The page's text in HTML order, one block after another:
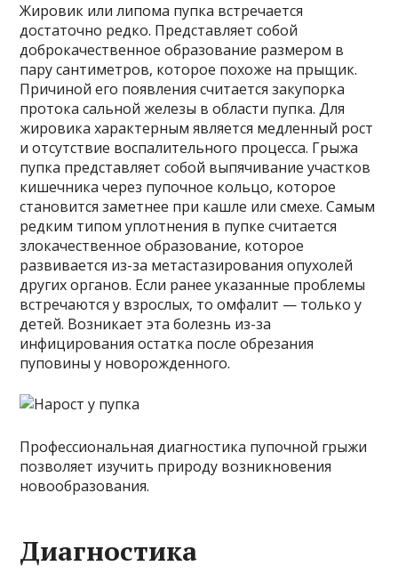
Жировик или липома пупка встречается
достаточно редко. Представляет собой
доброкачественное образование размером в
пару сантиметров, которое похоже на прыщик.
Причиной его появления считается закупорка
протока сальной железы в области пупка. Для
жировика характерным является медленный рост
и отсутствие воспалительного процесса. Грыжа
пупка представляет собой выпячивание участков
кишечника через пупочное кольцо, которое
становится заметнее при кашле или смехе. Самым
редким типом уплотнения в пупке считается
злокачественное образование, которое
развивается из-за метастазирования опухолей
других органов. Если ранее указанные проблемы
встречаются у взрослых, то омфалит — только у
детей. Возникает эта болезнь из-за
инфицирования остатка после обрезания
пуповины у новорожденного.
Профессиональная диагностика пупочной грыжи
позволяет изучить природу возникновения
новообразования.
Диагностика